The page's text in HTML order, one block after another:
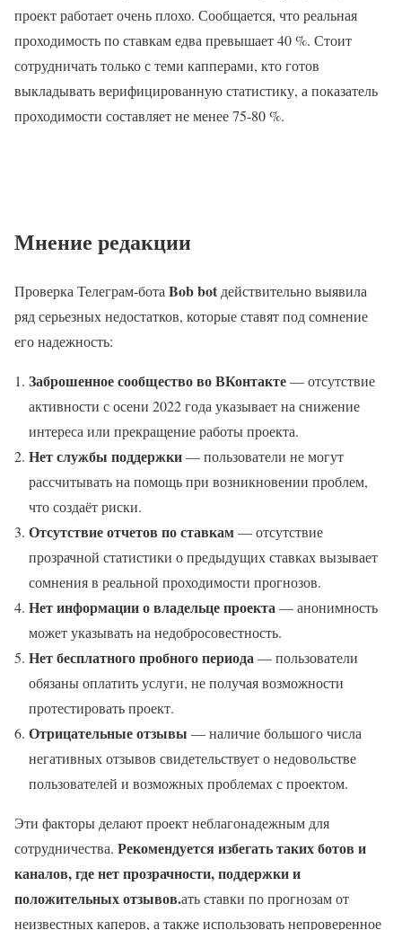
проект работает очень плохо. Сообщается, что реальная
проходимость по ставкам едва превышает 40 %. Стоит
сотрудничать только с теми капперами, кто готов
выкладывать верифицированную статистику, а показатель
проходимости составляет не менее 75-80 %.
Мнение редакции
Проверка Телеграм-бота Bob bot действительно выявила
ряд серьезных недостатков, которые ставят под сомнение
его надежность:
Заброшенное сообщество во ВКонтакте— отсутствие
активности с осени 2022 года указывает на снижение
интереса или прекращение работы проекта.
Нет службы поддержки— пользователи не могут
рассчитывать на помощь при возникновении проблем,
что создаёт риски.
Отсутствие отчетов по ставкам— отсутствие
прозрачной статистики о предыдущих ставках вызывает
сомнения в реальной проходимости прогнозов.
Нет информации о владельце проекта— анонимность
может указывать на недобросовестность.
Нет бесплатного пробного периода— пользователи
обязаны оплатить услуги, не получая возможности
протестировать проект.
Отрицательные отзывы — наличие большого числа
негативных отзывов свидетельствует о недовольстве
пользователей и возможных проблемах с проектом.
Эти факторы делают проект неблагонадежным для
сотрудничества. Рекомендуется избегать таких ботов и
каналов, где нет прозрачности, поддержки и
положительных отзывов.ать ставки по прогнозам от
неизвестных каперов, а также использовать непроверенное